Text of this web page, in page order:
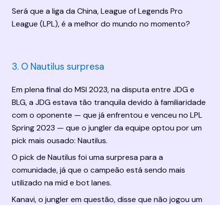
Será que a liga da China, League of Legends Pro
League (LPL), é a melhor do mundo no momento?
3. O Nautilus surpresa
Em plena final do MSI 2023, na disputa entre JDG e
BLG, a JDG estava tão tranquila devido à familiaridade
com o oponente — que já enfrentou e venceu no LPL
Spring 2023 — que o jungler da equipe optou por um
pick mais ousado: Nautilus.
O pick de Nautilus foi uma surpresa para a
comunidade, já que o campeão está sendo mais
utilizado na mid e bot lanes.
Kanavi, o jungler em questão, disse que não jogou um